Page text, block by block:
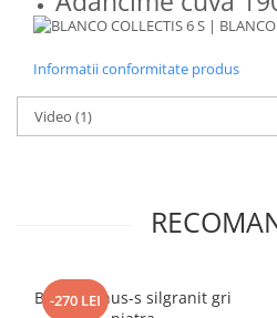
Informatii conformitate produs
Video (1)
-270 LEI
Blanco Linus-s silgranit gri